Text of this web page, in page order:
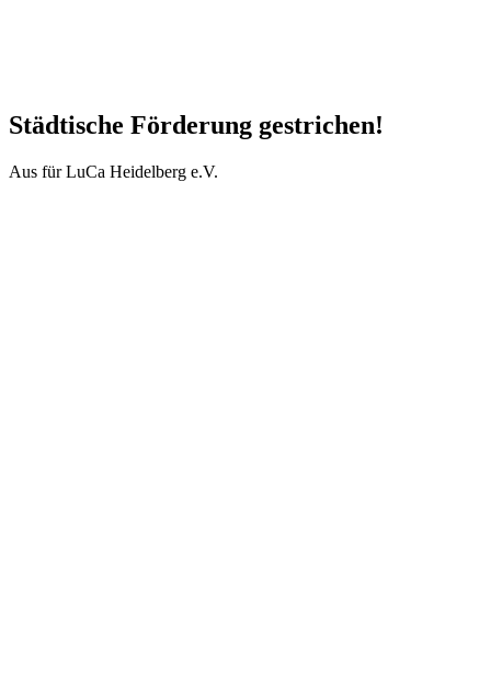
Städtische Förderung gestrichen!
Aus für LuCa Heidelberg e.V.